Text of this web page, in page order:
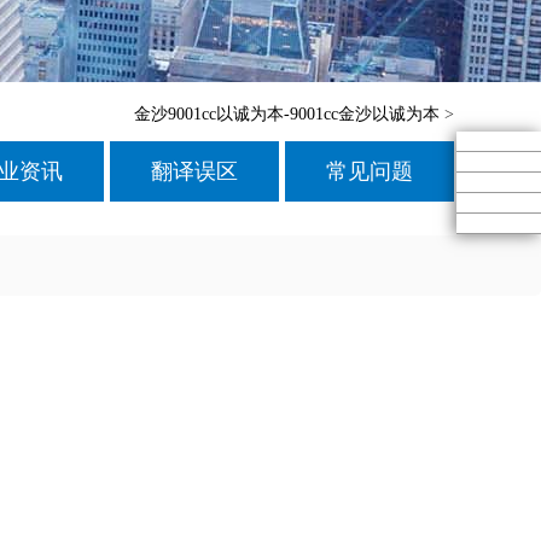
金沙9001cc以诚为本-9001cc金沙以诚为本 >
资讯 翻译误区 常见问题